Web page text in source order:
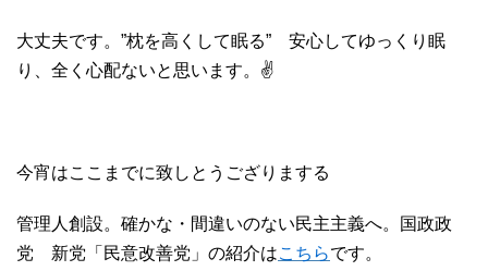
大丈夫です。”枕を高くして眠る” 安心してゆっくり眠
り、全く心配ないと思います。✌
今宵はここまでに致しとうござりまする
管理人創設。確かな・間違いのない民主主義へ。国政政
党 新党「民意改善党」の紹介はこちらです。